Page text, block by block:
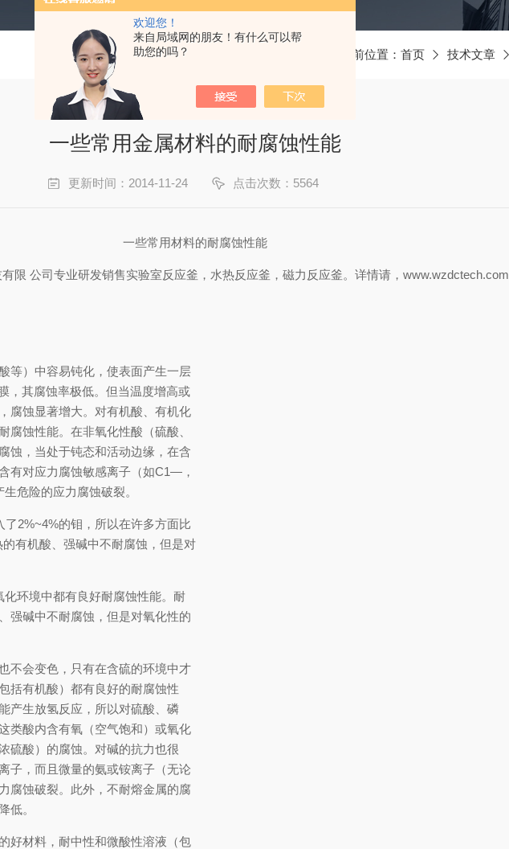
欢迎您！
来自局域网的朋友！有什么可以帮
助您的吗？
当前位置： 首页 技术文章
一些常用金属材料的耐腐蚀性能
更新时间：2014-11-24 点击次数：5564
一些常用材料的耐腐蚀性能
限 公司专业研发销售实验室反应釜，水热反应釜，磁力反应釜。详情请，www.wzdctech.com
等）中容易钝化，使表面产生一层
，其腐蚀率极低。但当温度增高或
腐蚀显著增大。对有机酸、有机化
腐蚀性能。在非氧化性酸（硫酸、
蚀，当处于钝态和活动边缘，在含
有对应力腐蚀敏感离子（如C1—，
危险的应力腐蚀破裂。
2%~4%的钼，所以在许多方面比
有机酸、强碱中不耐腐蚀，但是对
环境中都有良好耐腐蚀性能。耐
强碱中不耐腐蚀，但是对氧化性的
不会变色，只有在含硫的环境中才
括有机酸）都有良好的耐腐蚀性
产生放氢反应，所以对硫酸、磷
类酸内含有氧（空气饱和）或氧化
硫酸）的腐蚀。对碱的抗力也很
子，而且微量的氨或铵离子（无论
腐蚀破裂。此外，不耐熔金属的腐
低。
好材料，耐中性和微酸性溶液（包